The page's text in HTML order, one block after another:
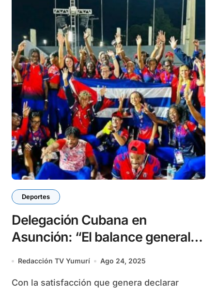
Deportes
Delegación Cubana en
Asunción: “El balance general
se ajusta a lo previsto”
Redacción TV Yumurí Ago 24, 2025
Con la satisfacción que genera declarar